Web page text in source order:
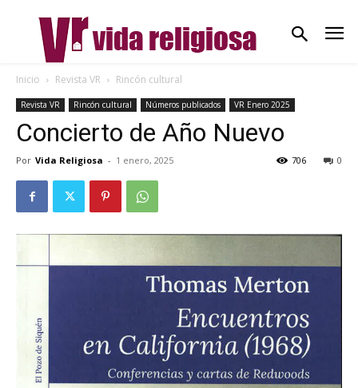
Inicio Revista VR Rincón cultural
Revista VR Rincón cultural Números publicados VR Enero 2025
Concierto de Año Nuevo
Por Vida Religiosa - 1 enero, 2025 0
706